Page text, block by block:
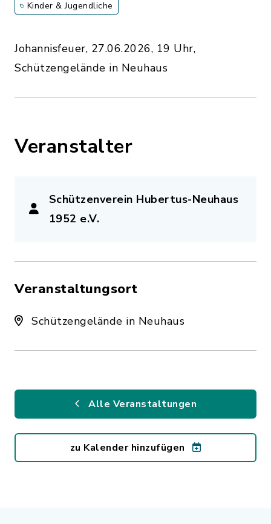
Kinder & Jugendliche
Johannisfeuer, 27.06.2026, 19 Uhr,
Schützengelände in Neuhaus
Veranstalter
Schützenverein Hubertus-Neuhaus
1952 e.V.
Veranstaltungsort
Schützengelände in Neuhaus
Alle Veranstaltungen
zu Kalender hinzufügen